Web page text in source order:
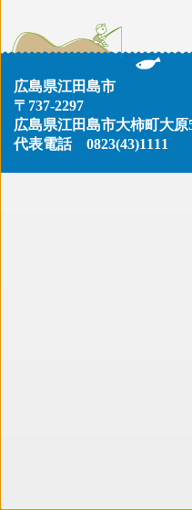
広島県江田島市
〒737-2297
広島県江田島市大柿町大原
代表電話 0823(43)1111